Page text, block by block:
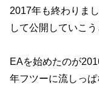
2017年も終わりま
して公開していこう
EAを始めたのが
年フツーに流しっぱ